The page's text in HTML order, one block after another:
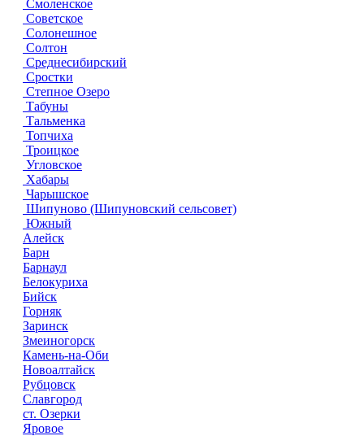
Смоленское
Советское
Солонешное
Солтон
Среднесибирский
Сростки
Степное Озеро
Табуны
Тальменка
Топчиха
Троицкое
Угловское
Хабары
Чарышское
Шипуново (Шипуновский сельсовет)
Южный
Алейск
Барн
Барнаул
Белокуриха
Бийск
Горняк
Заринск
Змеиногорск
Камень-на-Оби
Новоалтайск
Рубцовск
Славгород
ст. Озерки
Яровое